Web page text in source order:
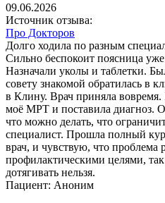
09.06.2026
Источник отзыва:
Про Докторов
Долго ходила по разным
Сильно беспокоит поясница уже
Назначали уколы и таблетки.
совету знакомой обратилась в
в Клину. Врач приняла вовремя.
моё МРТ и поставила диагноз.
что можно делать, что
специалист. Прошла полный
врач, и чувствую, что проблема
профилактическими целями, так
дотягивать нельзя.
Пациент: Аноним